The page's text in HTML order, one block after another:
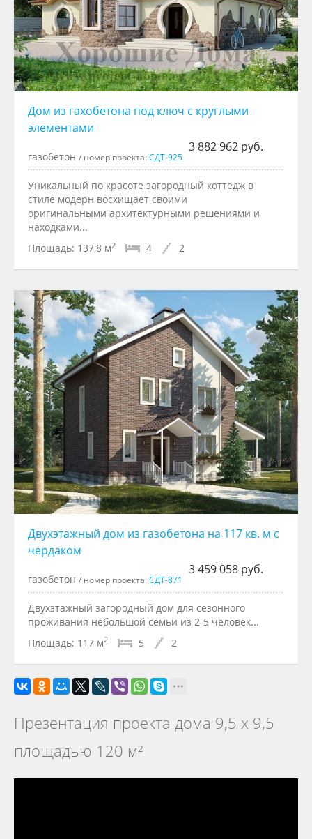
Дом из гаxобетона под ключ с круглыми
элементами
3 882 962 руб.
газобетон / номер проекта:СДТ-925
Уникальный по красоте загородный коттедж в
стиле модерн восхищает своими
оригинальными архитектурными решениями и
находками...
Площадь: 137,8 м2 4 2
Двухэтажный дом из газобетона на 117 кв. м с
чердаком
3 459 058 руб.
газобетон / номер проекта:СДТ-871
Двухэтажный загородный дом для сезонного
проживания небольшой семьи из 2-5 человек...
Площадь: 117 м2 5 2
Презентация проекта дома 9,5 х 9,5
площадью 120 м²